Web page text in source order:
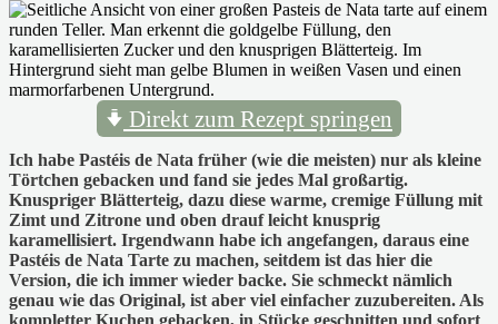
Direkt zum Rezept springen
Ich habe Pastéis de Nata früher (wie die meisten) nur als kleine
Törtchen gebacken und fand sie jedes Mal großartig.
Knuspriger Blätterteig, dazu diese warme, cremige Füllung mit
Zimt und Zitrone und oben drauf leicht knusprig
karamellisiert. Irgendwann habe ich angefangen, daraus eine
Pastéis de Nata Tarte zu machen, seitdem ist das hier die
Version, die ich immer wieder backe. Sie schmeckt nämlich
genau wie das Original, ist aber viel einfacher zuzubereiten. Als
kompletter Kuchen gebacken, in Stücke geschnitten und sofort